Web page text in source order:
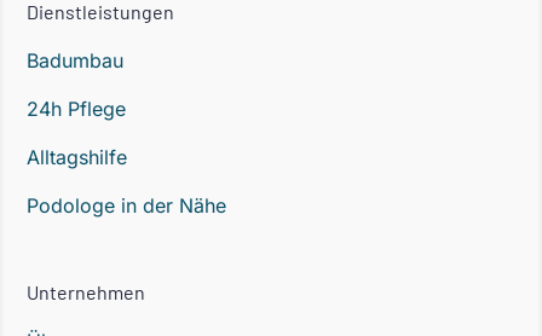
Dienstleistungen
Badumbau
24h Pflege
Alltagshilfe
Podologe in der Nähe
Unternehmen